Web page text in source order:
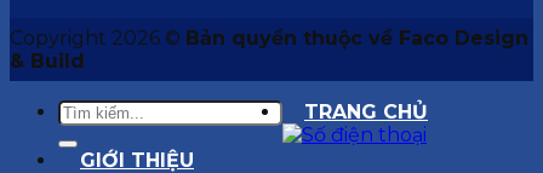
Copyright 2026 © Bản quyền thuộc về Faco Design
& Build
TRANG CHỦ
GIỚI THIỆU